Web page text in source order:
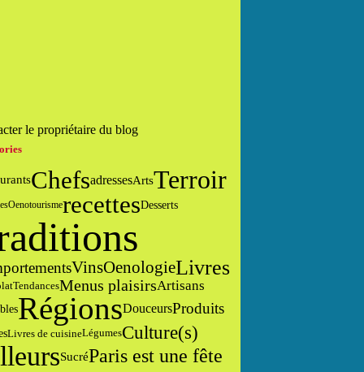
le propriétaire du blog
ChefsadressesArtsTerroir
OenotourismerecettesDesserts
VinsOenologieLivres
TendancesMenus plaisirsArtisans
RégionsDouceursProduits
Livres de cuisineLégumesCulture(s)
SucréParis est une fête